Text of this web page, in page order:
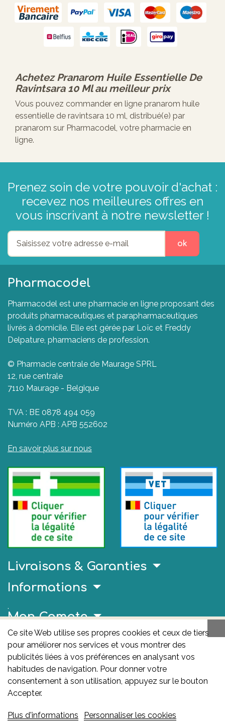
AchetezPranarom Huile Essentielle De
Ravintsara 10 Mlau meilleur prix
Vous pouvez commander en ligne pranarom huile
essentielle de ravintsara 10 ml, distribué(e) par
pranarom sur Pharmacodel, votre pharmacie en
ligne.
Prenez soin de votre pouvoir d'achat :
recevez nos meilleures offres en
vous inscrivant à notre newsletter !
ok
Pharmacodel
Pharmacodel est une pharmacie en ligne proposant des
produits pharmaceutiques et parapharmaceutiques
livrés à domicile. Elle est gérée par Loïc et Freddy
Delpature, pharmaciens de profession.
© Pharmacie centrale de Maurage SPRL
12, rue centrale
7110 Maurage - Belgique
TVA : BE 0878 494 059
Numéro APB : APB 552602
En savoir plus sur nous
Livraisons & Garanties
Ce site Web utilise ses propres cookies et ceux de tiers
pour améliorer nos services et vous montrer des
publicités liées à vos préférences en analysant vos
habitudes de navigation. Pour donner votre
consentement à son utilisation, appuyez sur le bouton
Accepter.
Plus d'informations Personnaliser les cookies
Informations
.
Mon Compte
Liens Utiles
AFMPS
L'AFMPS est l’autorité compétente en matière de
médicaments et de produits de santé en Belgique. Ce
médicaments et des produits de santé – afmps